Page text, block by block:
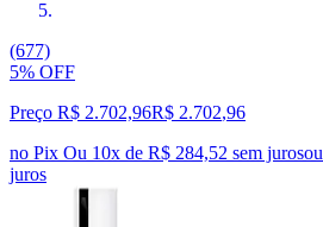
(677)
5% OFF
Preço R$ 2.702,96R$ 2.702,96
no Pix Ou 10x de R$ 284,52 sem jurosou
juros